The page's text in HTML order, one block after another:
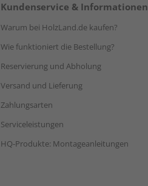
Kundenservice & Informationen
Warum bei HolzLand.de kaufen?
Wie funktioniert die Bestellung?
Reservierung und Abholung
Versand und Lieferung
Zahlungsarten
Serviceleistungen
HQ-Produkte: Montageanleitungen